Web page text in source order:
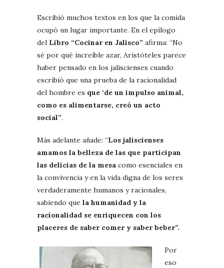
Escribió muchos textos en los que la comida
ocupó un lugar importante. En el epílogo
del Libro “Cocinar en Jalisco” afirma: “No
sé por qué increíble azar, Aristóteles parece
haber pensado en los jaliscienses cuando
escribió que una prueba de la racionalidad
del hombre es que ‘de un impulso animal,
como es alimentarse, creó un acto
social”.
Más adelante añade: “Los jaliscienses
amamos la belleza de las que participan
las delicias de la mesa como esenciales en
la convivencia y en la vida digna de los seres
verdaderamente humanos y racionales,
sabiendo que la humanidad y la
racionalidad se enriquecen con los
placeres de saber comer y saber beber”.
Por
eso